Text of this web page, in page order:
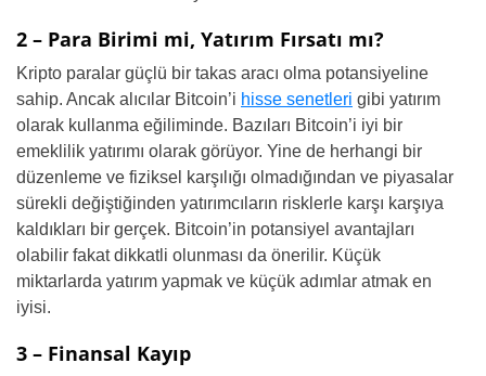
2 – Para Birimi mi, Yatırım Fırsatı mı?
Kripto paralar güçlü bir takas aracı olma potansiyeline
sahip. Ancak alıcılar Bitcoin’i hisse senetleri gibi yatırım
olarak kullanma eğiliminde. Bazıları Bitcoin’i iyi bir
emeklilik yatırımı olarak görüyor. Yine de herhangi bir
düzenleme ve fiziksel karşılığı olmadığından ve piyasalar
sürekli değiştiğinden yatırımcıların risklerle karşı karşıya
kaldıkları bir gerçek. Bitcoin’in potansiyel avantajları
olabilir fakat dikkatli olunması da önerilir. Küçük
miktarlarda yatırım yapmak ve küçük adımlar atmak en
iyisi.
3 – Finansal Kayıp